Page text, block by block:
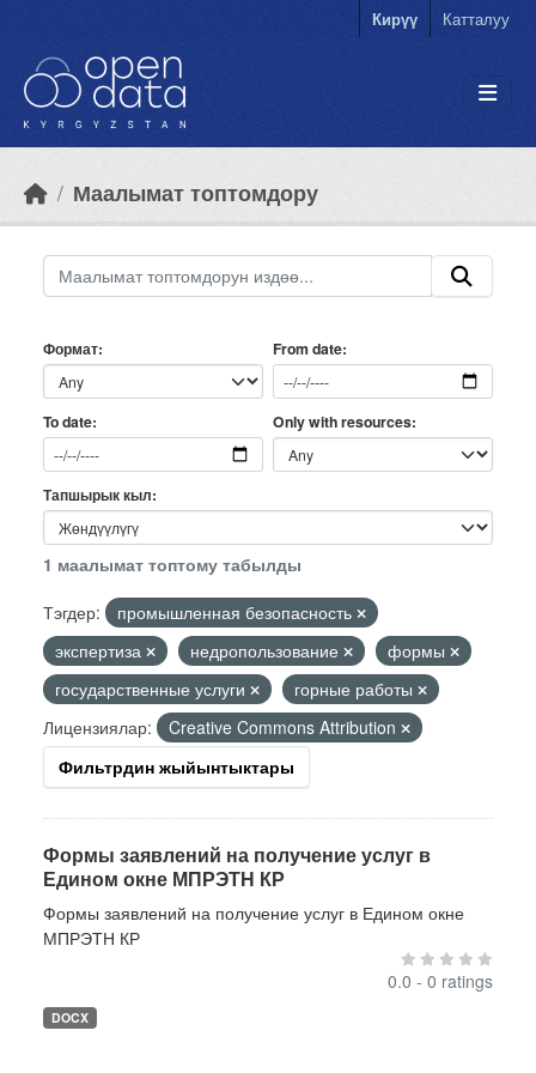
Кирүү Катталуу
Маалымат топтомдору
Формат From date
To date Only with resources
Тапшырык кыл
1 маалымат топтому табылды
Тэгдер:
промышленная безопасность
экспертиза
недропользование
формы
государственные услуги
горные работы
Лицензиялар:
Creative Commons Attribution
Фильтрдин жыйынтыктары
Формы заявлений на получение услуг в
Едином окне МПРЭТН КР
Формы заявлений на получение услуг в Едином окне
МПРЭТН КР
0.0 - 0 ratings
DOCX